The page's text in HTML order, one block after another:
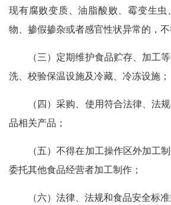
现有腐败变质、油脂酸败、霉变生虫
物、掺假掺杂或者感官性状异常的，不
（三）定期维护食品贮存、加工
洗、校验保温设施及冷藏、冷冻设施；
（四）采购、使用符合法律、法
品相关产品；
（五）不得在加工操作区外加工
委托其他食品经营者加工制作；
（六）法律、法规和食品安全标